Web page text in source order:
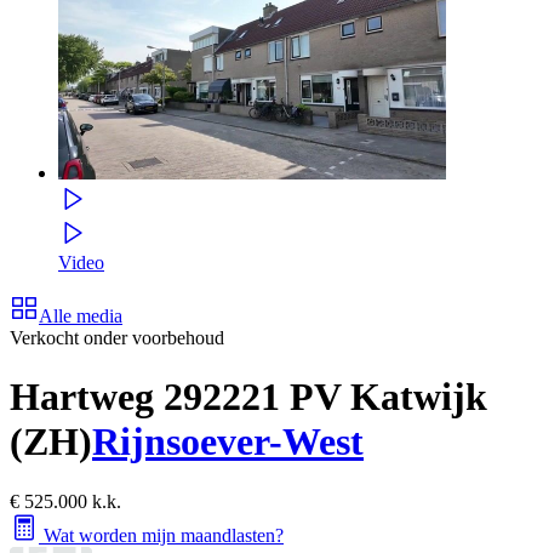
Video
Alle media
Verkocht onder voorbehoud
Hartweg 292221 PV Katwijk
(ZH)Rijnsoever-West
€ 525.000 k.k.
Wat worden mijn maandlasten?